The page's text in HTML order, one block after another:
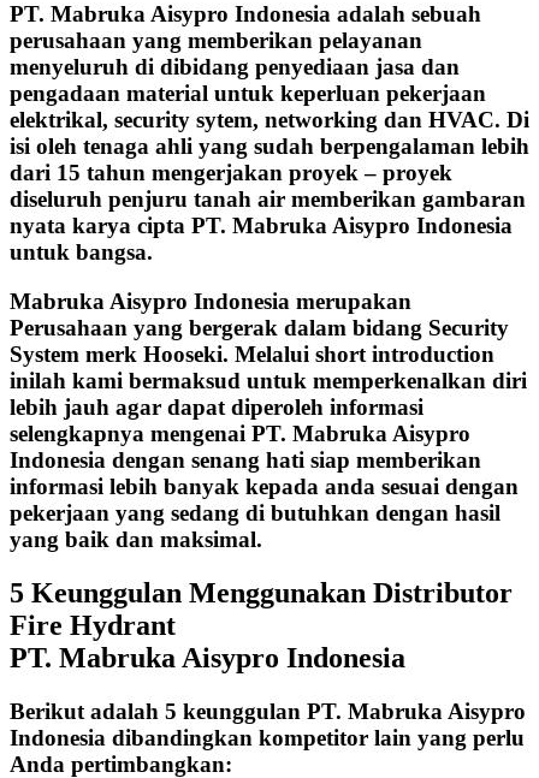
PT. Mabruka Aisypro Indonesia adalah sebuah
perusahaan yang memberikan pelayanan
menyeluruh di dibidang penyediaan jasa dan
pengadaan material untuk keperluan pekerjaan
elektrikal, security sytem, networking dan HVAC. Di
isi oleh tenaga ahli yang sudah berpengalaman lebih
dari 15 tahun mengerjakan proyek – proyek
diseluruh penjuru tanah air memberikan gambaran
nyata karya cipta PT. Mabruka Aisypro Indonesia
untuk bangsa.
Mabruka Aisypro Indonesia merupakan
Perusahaan yang bergerak dalam bidang Security
System merk Hooseki. Melalui short introduction
inilah kami bermaksud untuk memperkenalkan diri
lebih jauh agar dapat diperoleh informasi
selengkapnya mengenai PT. Mabruka Aisypro
Indonesia dengan senang hati siap memberikan
informasi lebih banyak kepada anda sesuai dengan
pekerjaan yang sedang di butuhkan dengan hasil
yang baik dan maksimal.
5 Keunggulan Menggunakan Distributor
Fire Hydrant
PT. Mabruka Aisypro Indonesia
Berikut adalah 5 keunggulan PT. Mabruka Aisypro
Indonesia dibandingkan kompetitor lain yang perlu
Anda pertimbangkan: